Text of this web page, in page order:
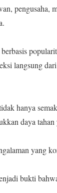
pengusaha,
langsung
hanya
daya
yang
bukti